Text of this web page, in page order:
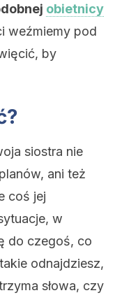
obietnicy
weźmiemy pod
by
siostra nie
ani też
coś jej
w
do czegoś, co
odnajdziesz,
słowa, czy